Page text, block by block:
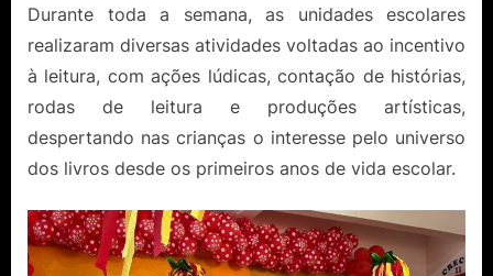
Durante toda a semana, as unidades escolares
realizaram diversas atividades voltadas ao incentivo
à leitura, com ações lúdicas, contação de histórias,
rodas de leitura e produções artísticas,
despertando nas crianças o interesse pelo universo
dos livros desde os primeiros anos de vida escolar.